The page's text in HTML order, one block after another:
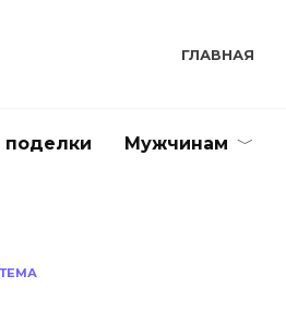
ГЛАВНАЯ
поделки Мужчинам